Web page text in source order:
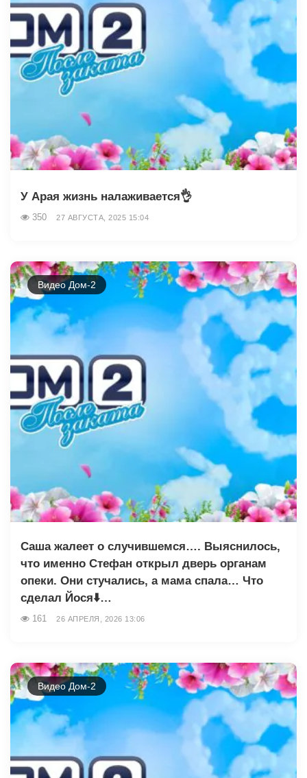
У Арая жизнь налаживается👌
350 27 АВГУСТА, 2025 15:04
Видео Дом-2
Саша жалеет о случившемся…. Выяснилось,
что именно Стефан открыл дверь органам
опеки. Они стучались, а мама спала… Что
сделал Йося⬇️…
161 26 АПРЕЛЯ, 2026 13:06
Видео Дом-2